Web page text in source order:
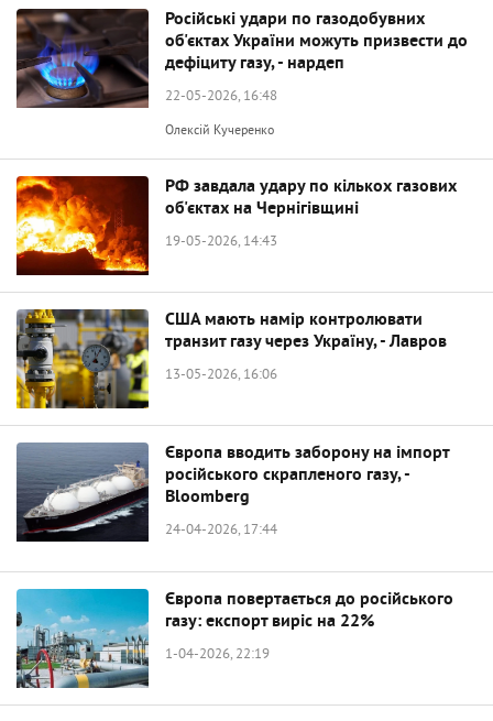
Російські удари по газодобувних
об'єктах України можуть призвести до
дефіциту газу, - нардеп
22-05-2026, 16:48
Олексій Кучеренко
РФ завдала удару по кількох газових
об'єктах на Чернігівщині
19-05-2026, 14:43
США мають намір контролювати
транзит газу через Україну, - Лавров
13-05-2026, 16:06
Європа вводить заборону на імпорт
російського скрапленого газу, -
Bloomberg
24-04-2026, 17:44
Європа повертається до російського
газу: експорт виріс на 22%
1-04-2026, 22:19